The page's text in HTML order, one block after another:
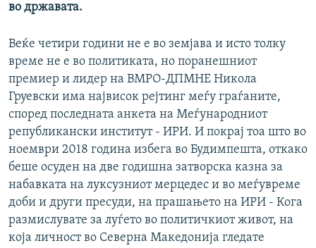
во државата.
Веќе четири години не е во земјава и исто толку
време не е во политиката, но поранешниот
премиер и лидер на ВМРО-ДПМНЕ Никола
Груевски има највисок рејтинг меѓу граѓаните,
според последната анкета на Меѓународниот
републикански институт - ИРИ. И покрај тоа што во
ноември 2018 година избега во Будимпешта, откако
беше осуден на две годишна затворска казна за
набавката на луксузниот мерцедес и во меѓувреме
доби и други пресуди, на прашањето на ИРИ - Кога
размислувате за луѓето во политичкиот живот, на
која личност во Северна Македонија гледате